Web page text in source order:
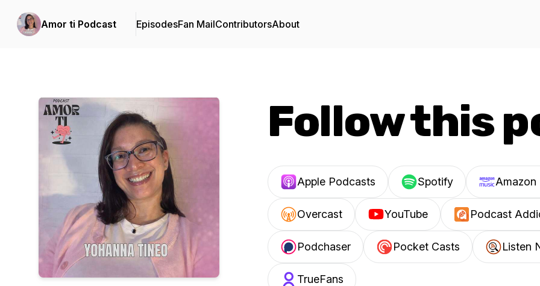
Amor ti Podcast EpisodesFan MailContributorsAbout
Follow this
Apple Podcasts Spotify Amazon
Overcast YouTube Podcast
Podchaser Pocket Casts Listen
TrueFans